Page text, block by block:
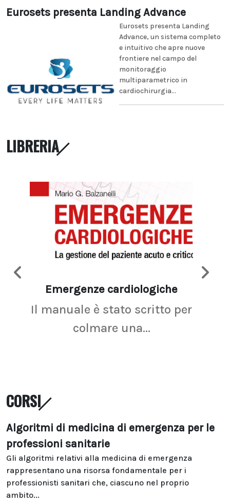
Eurosets presenta Landing Advance
Eurosets presenta Landing
Advance, un sistema completo
e intuitivo che apre nuove
frontiere nel campo del
monitoraggio
multiparametrico in
cardiochirurgia...
LIBRERIA
Emergenze cardiologiche
Il manuale è stato scritto per
colmare una...
CORSI
Algoritmi di medicina di emergenza per le
professioni sanitarie
Gli algoritmi relativi alla medicina di emergenza
rappresentano una risorsa fondamentale per i
professionisti sanitari che, ciascuno nel proprio
ambito...